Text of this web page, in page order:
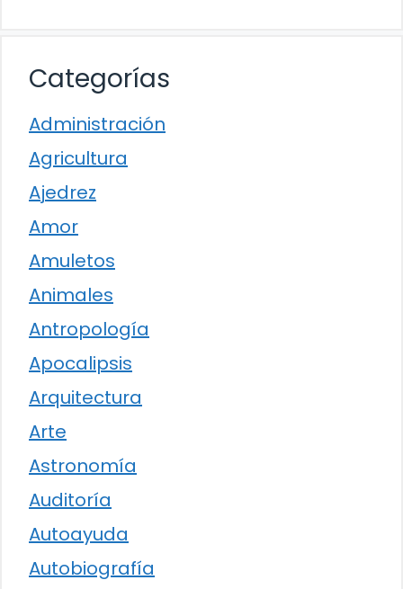
Categorías
Administración
Agricultura
Ajedrez
Amor
Amuletos
Animales
Antropología
Apocalipsis
Arquitectura
Arte
Astronomía
Auditoría
Autoayuda
Autobiografía